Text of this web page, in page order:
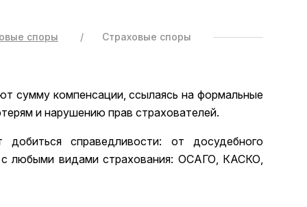
споры Страховые споры
сумму компенсации, ссылаясь на формальные
и нарушению прав страхователей.
справедливости: от досудебного
с любыми видами страхования: ОСАГО, КАСКО,